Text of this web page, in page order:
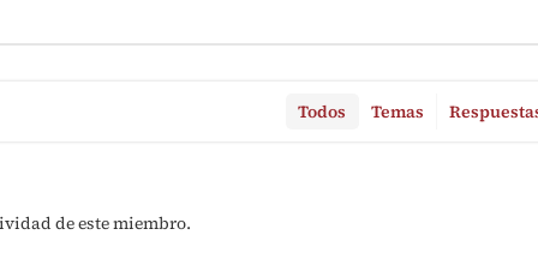
Todos Temas
de este miembro.